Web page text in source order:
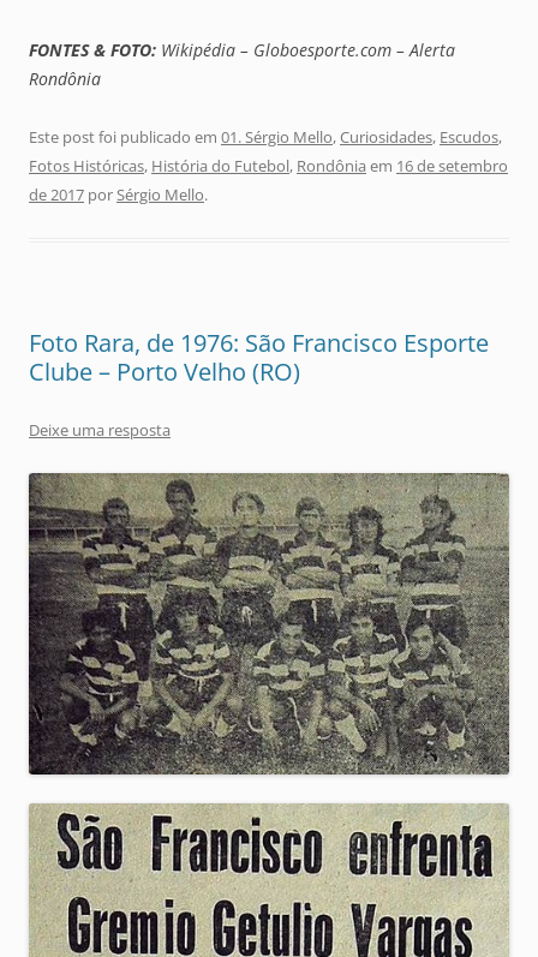
FONTES & FOTO: Wikipédia – Globoesporte.com – Alerta
Rondônia
Este post foi publicado em 01. Sérgio Mello,Curiosidades, Escudos,
Fotos Históricas, História do Futebol, Rondônia em 16 de setembro
de 2017 porSérgio Mello.
Foto Rara, de 1976: São Francisco Esporte
Clube – Porto Velho (RO)
Deixe uma resposta